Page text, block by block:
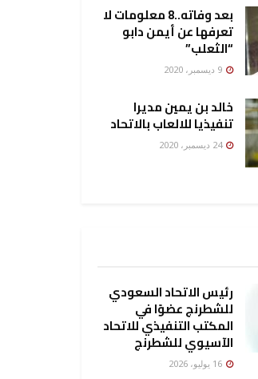
بعد وفاته..8 معلومات لا
تعرفها عن أيمن دابو
“الثعلب”
خالد بن يمين مديرا
تنفيذيا للالعاب بالاتحاد
24 ديسمبر، 2020
رئيس الاتحاد السعودي
للشطرنج عضوًا في
المكتب التنفيذي للاتحاد
الآسيوي للشطرنج